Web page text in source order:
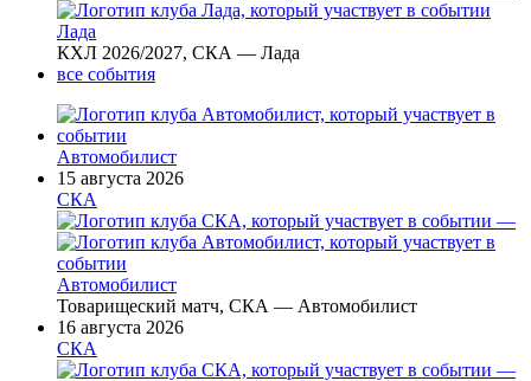
Лада
КХЛ 2026/2027, СКА — Лада
все события
Автомобилист
15 августа 2026
СКА
—
Автомобилист
Товарищеский матч, СКА — Автомобилист
16 августа 2026
СКА
—